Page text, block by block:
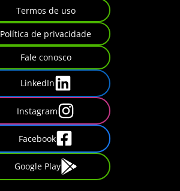
Termos de uso
Política de privacidade
Fale conosco
LinkedIn
Instagram
Facebook
Google Play